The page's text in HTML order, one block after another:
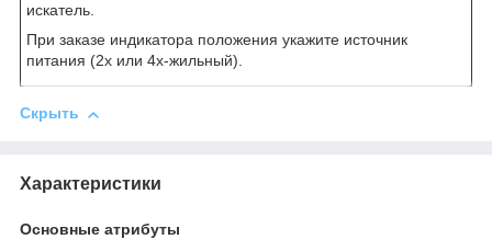
искатель.
При заказе индикатора положения укажите источник
питания (2х или 4х-жильный).
Скрыть
Характеристики
Основные атрибуты